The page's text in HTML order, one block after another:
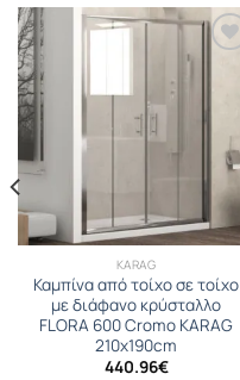
KARAG
Καμπίνα από τοίχο σε τοίχο
με διάφανο κρύσταλλο
FLORA 600 Cromo KARAG
210x190cm
440.96€